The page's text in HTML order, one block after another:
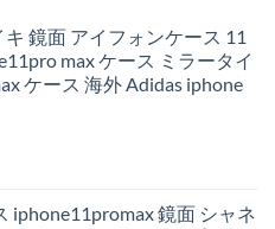
鏡面 アイフォンケース 11
max ケース ミラータイ
ケース 海外 Adidas iphone
iphone11promax 鏡面 シャネ